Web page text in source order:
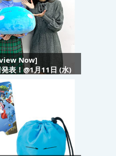
Now]
表！@1月11日 (水)